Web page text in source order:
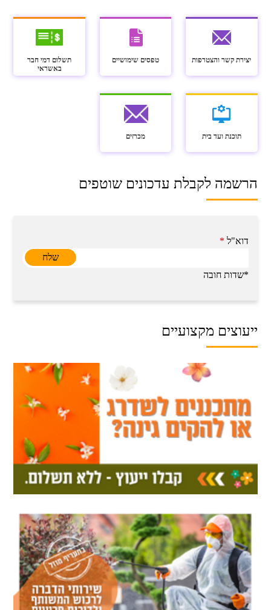
יצירת קשר והצטרפות טפסים שימושיים
תשלום דמי חבר
באשראי
תוכנת ועד בית מכרזים
הרשמה לקבלת עדכונים שוטפים
דוא"ל *
*שדות חובה
ייעוצים מקצועיים